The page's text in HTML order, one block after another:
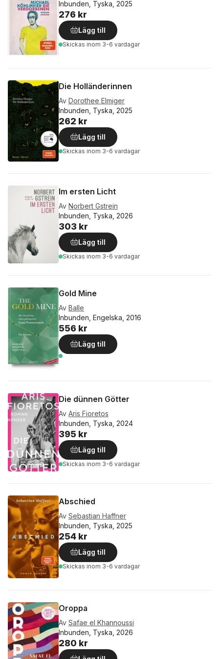
Inbunden, Tyska, 2025
276 kr
Lägg till
Skickas inom 3-6 vardagar
Die Holländerinnen
Av Dorothee Elmiger
Inbunden, Tyska, 2025
262 kr
Lägg till
Skickas inom 3-6 vardagar
Im ersten Licht
Av Norbert Gstrein
Inbunden, Tyska, 2026
303 kr
Lägg till
Skickas inom 3-6 vardagar
Gold Mine
Av Balle
Inbunden, Engelska, 2016
556 kr
Lägg till
Die dünnen Götter
Av Aris Fioretos
Inbunden, Tyska, 2024
395 kr
Lägg till
Skickas inom 3-6 vardagar
Abschied
Av Sebastian Haffner
Inbunden, Tyska, 2025
254 kr
Lägg till
Skickas inom 3-6 vardagar
Oroppa
Av Safae el Khannoussi
Inbunden, Tyska, 2026
280 kr